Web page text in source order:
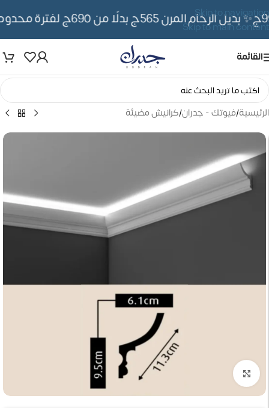
Skip to navigation
Skip to main content
✨ بديل الرخام المرن 565ج بدلًا من 690ج لفترة محدوده
القائمة
الرئيسية/فيوتك - جدران/كرانيش مضيئة
تكبير الصورة